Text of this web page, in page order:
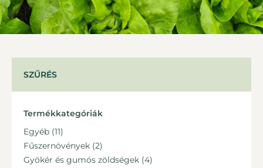
SZŰRÉS
Termékkategóriák
Egyéb (11)
Fűszernövények (2)
Gyökér és gumós zöldségek (4)